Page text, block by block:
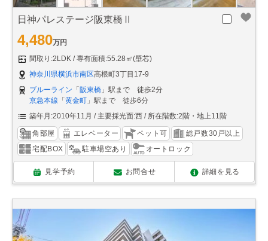
日神パレステージ阪東橋Ⅱ
4,480万円
間取り:2LDK
専有面積:55.28㎡(壁芯)
神奈川県横浜市南区高根町3丁目17-9
ブルーライン 「阪東橋 」駅まで 徒歩2分
京急本線 「黄金町 」駅まで 徒歩6分
築年月:2010年11月
主要採光面:西 所在階数:2階・地上11階
角部屋 エレベーター ペット可
総戸数30戸以上
宅配BOX
駐車場空あり オートロック
見学予約 お問合せ 詳細を見る